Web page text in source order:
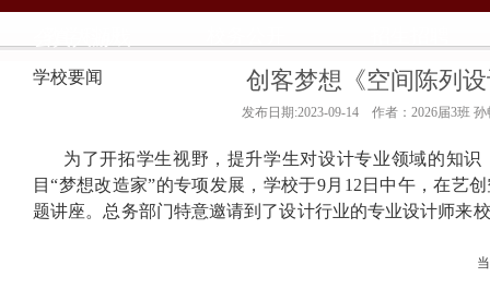
学校要闻 创客梦想《空间陈列
发布日期:2023-09-14 作者：2026届3班 孙
为了开拓学生视野，提升学生对设计专业领域的知
目“梦想改造家”的专项发展，学校于9月 12 日中午，在艺
题讲座。总务部门特意邀请到了设计行业的专业设计师来